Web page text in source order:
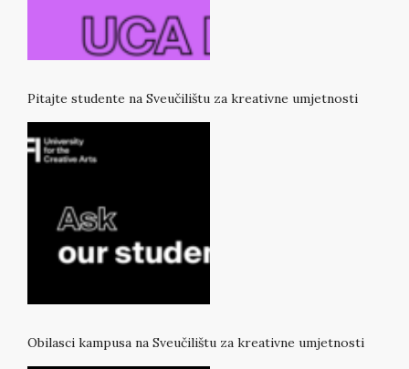
Pitajte studente na Sveučilištu za kreativne umjetnosti
Obilasci kampusa na Sveučilištu za kreativne umjetnosti